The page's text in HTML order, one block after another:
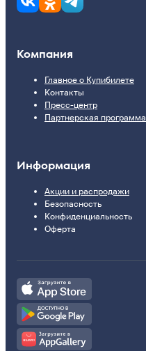
Компания
Главное о Купибилете
Контакты
Пресс-центр
Партнерская программа
Информация
Акции и распродажи
Безопасность
Конфиденциальность
Оферта